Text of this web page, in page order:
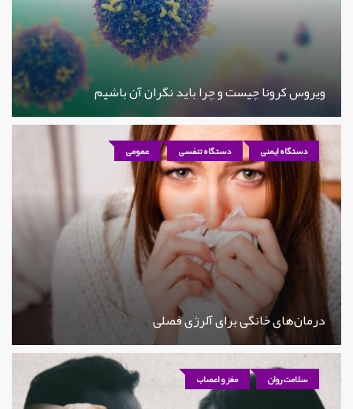
ویروس کرونا چیست و چرا باید نگران آن باشیم
دستگاه ایمنی دستگاه تنفسی عمومی
درمان‌های خانگی برای آلرژی فصلی
سلامت روان مغز و اعصاب